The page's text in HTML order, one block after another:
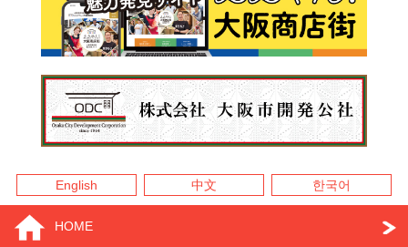
English 中文 한국어
HOME